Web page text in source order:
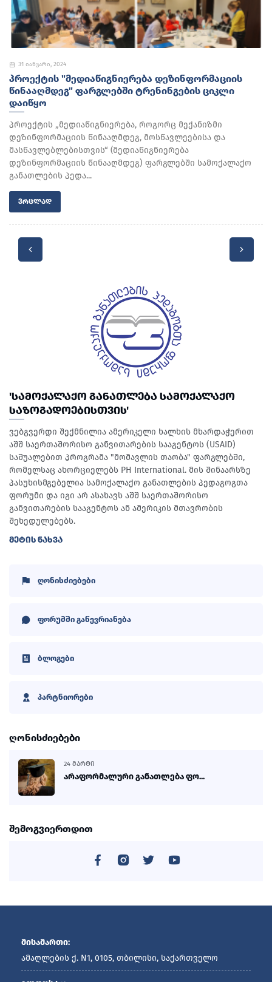
31 იანვარი, 2024
ᲞᲠᲝᲔᲥᲢᲘᲡ "ᲛᲔᲓᲘᲐᲬᲘᲒᲜᲘᲔᲠᲔᲑᲐ ᲓᲔᲖᲘᲜᲤᲝᲠᲛᲐᲪᲘᲘᲡ
ᲬᲘᲜᲐᲐᲦᲛᲓᲔᲒ" ᲤᲐᲠᲒᲚᲔᲑᲨᲘ ᲢᲠᲔᲜᲘᲜᲒᲔᲑᲘᲡ ᲪᲘᲙᲚᲘ
ᲓᲐᲘᲬᲧᲝ
პროექტის „მედიაწიგნიერება, როგორც მექანიზმი
დეზინფორმაციის წინააღმდეგ, მოსწავლეებისა და
მასწავლებლებისთვის“ (მედიაწიგნიერება
დეზინფორმაციის წინააღმდეგ) ფარგლებში სამოქალაქო
განათლების პედა...
ᲕᲠᲪᲚᲐᲓ
'ᲡᲐᲛᲝᲥᲐᲚᲐᲥᲝ ᲒᲐᲜᲐᲗᲚᲔᲑᲐ ᲡᲐᲛᲝᲥᲐᲚᲐᲥᲝ
ᲡᲐᲖᲝᲒᲐᲓᲝᲔᲑᲘᲡᲗᲕᲘᲡ'
ვებგვერდი შექმნილია ამერიკელი ხალხის მხარდაჭერით
აშშ საერთაშორისო განვითარების სააგენტოს (USAID)
საშუალებით პროგრამა "მომავლის თაობა" ფარგლებში,
რომელსაც ახორციელებს PH International. მის შინაარსზე
პასუხისმგებელია სამოქალაქო განათლების პედაგოგთა
ფორუმი და იგი არ ასახავს აშშ საერთაშორისო
განვითარების სააგენტოს ან ამერიკის მთავრობის
შეხედულებებს.
ᲛᲔᲢᲘᲡ ᲜᲐᲮᲕᲐ
ღონისძიებები
ფორუმში გაწევრიანება
ბლოგები
პარტნიორები
ღონისძიებები
24 ᲛᲐᲠᲢᲘ
არაფორმალური განათლება ფო...
შემოგვიერთდით
მისამართი:
ამაღლების ქ. N1, 0105, თბილისი, საქართველო